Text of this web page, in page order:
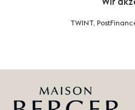
Wir
TWINT,